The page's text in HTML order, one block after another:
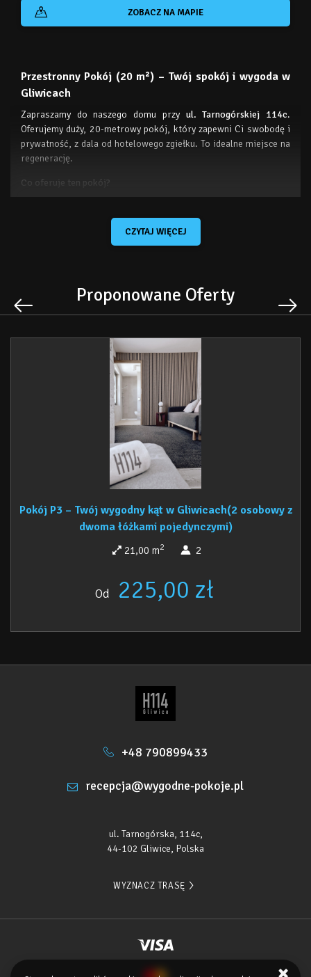
ZOBACZ NA MAPIE
Przestronny Pokój (20 m²) – Twój spokój i wygoda w
Gliwicach
Zapraszamy do naszego domu przy ul. Tarnogórskiej 114c.
Oferujemy duży, 20-metrowy pokój, który zapewni Ci swobodę i
prywatność, z dala od hotelowego zgiełku. To idealne miejsce na
regenerację.
Co oferuje ten pokój?
wygody. Pokój wyłożony jest miękką wykładziną, co
sprawia, że jest tu cicho i przytulnie.
zawsze wracało się tu z przyjemnością.
Domowa kuchnia (wspólna):Do dyspozycji masz w pełni
grzewczą, lodówkę, mikrofalówkę i czajnik. Mamy też
komplet garnków, patelni i naczyń – bez problemu
przygotujesz sobie obiad. Posiłki możesz zjeść przy
wspólnym stole. (Bardzo prosimy o zmywanie po sobie – to
ułatwia życie wszystkim Gościom).
Łączność i Parking:Zapewniamy szybkie WiFi (idealne do
pracy lub przeglądania sieci) oraz bezpłatny, prywatny
parking tuż przy budynku.
Gwarancja ciszy:Ponieważ w obiekcie nie spożywamy
możesz być pewien spokojnego snu.
Bezpieczeństwo: Części wspólne są monitorowane, a
wejście do budynku i pokoju odbywa się na kod
Ważne informacje:
CZYTAJ WIĘCEJ
Proponowane Oferty
Pokój P3 – Twój wygodny kąt w Gliwicach(2 osobowy z
dwoma łóżkami pojedynczymi)
21,00 m2 2
Od 225,00 zł
+48 790899433
recepcja@wygodne-pokoje.pl
ul. Tarnogórska, 114c,
44-102 Gliwice, Polska
WYZNACZ TRASĘ